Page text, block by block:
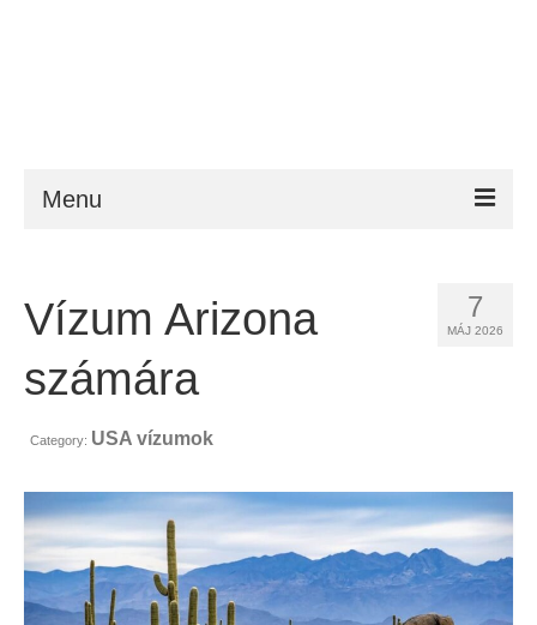
Menu
Követelmény
FAQ
Hírek
Kapcsolat
Forma
7
MÁJ 2026
Vízum Arizona
számára
Category: USA vízumok